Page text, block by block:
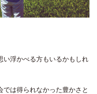
い浮かべる方もいるかもしれ
は得られなかった豊かさと